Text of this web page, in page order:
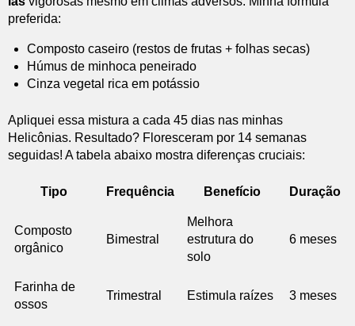
preferida:
Composto caseiro (restos de frutas + folhas secas)
Húmus de minhoca peneirado
Cinza vegetal rica em potássio
Apliquei essa mistura a cada 45 dias nas minhas
Helicônias. Resultado? Floresceram por 14 semanas
seguidas! A tabela abaixo mostra diferenças cruciais:
Tipo Frequência Benefício Duração
Composto
orgânico
Bimestral
Melhora
estrutura do
solo
6 meses
Farinha de
ossos
Trimestral Estimula raízes 3 meses